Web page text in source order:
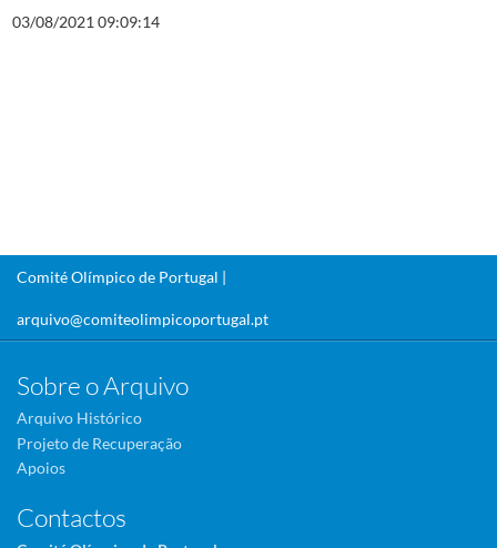
03/08/2021 09:09:14
Comité Olímpico de Portugal |
arquivo@comiteolimpicoportugal.pt
Sobre o Arquivo
Arquivo Histórico
Projeto de Recuperação
Apoios
Contactos